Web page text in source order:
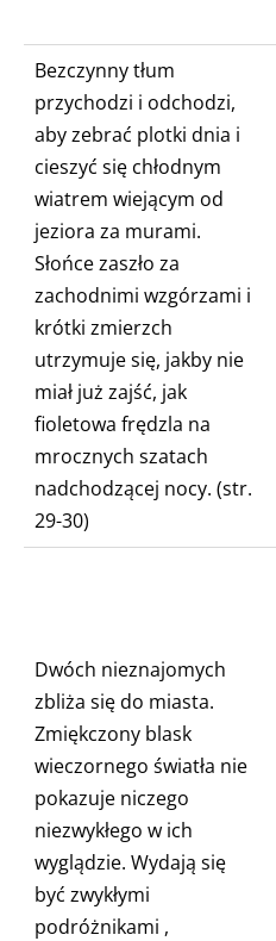
Bezczynny tłum
przychodzi i odchodzi,
aby zebrać plotki dnia i
cieszyć się chłodnym
wiatrem wiejącym od
jeziora za murami.
Słońce zaszło za
zachodnimi wzgórzami i
krótki zmierzch
utrzymuje się, jakby nie
miał już zajść, jak
fioletowa frędzla na
mrocznych szatach
nadchodzącej nocy. (str.
29-30)
Dwóch nieznajomych
zbliża się do miasta.
Zmiękczony blask
wieczornego światła nie
pokazuje niczego
niezwykłego w ich
wyglądzie. Wydają się
być zwykłymi
podróżnikami ,